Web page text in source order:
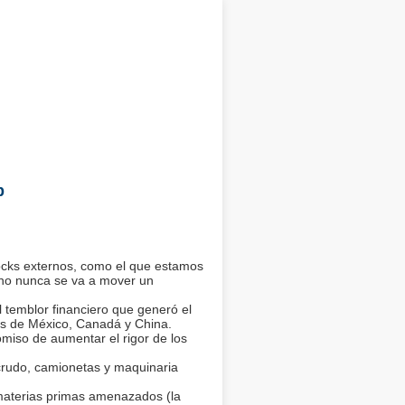
externos, como el que estamos
nunca se va a mover un
financiero que generó el
de México, Canadá y China.
de aumentar el rigor de los
camionetas y maquinaria
primas amenazados (la